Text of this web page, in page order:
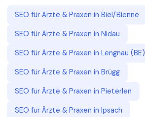
SEO für Ärzte & Praxen in Biel/Bienne
SEO für Ärzte & Praxen in Nidau
SEO für Ärzte & Praxen in Lengnau (BE)
SEO für Ärzte & Praxen in Brügg
SEO für Ärzte & Praxen in Pieterlen
SEO für Ärzte & Praxen in Ipsach